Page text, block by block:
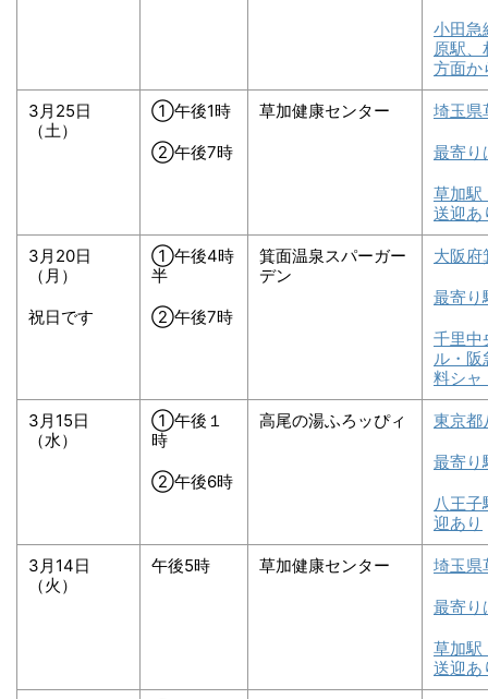
小田急
原駅、
方面か
3月25日
（土）
①午後1時
②午後7時
草加健康センター
埼玉県
最寄り
草加駅
送迎あ
3月20日
（月）
祝日です
①午後4時
半
②午後7時
箕面温泉スパーガー
デン
大阪府
最寄り
千里中
ル・阪
料シャ
3月15日
（水）
①午後１
時
②午後6時
高尾の湯ふろッぴィ
東京都
最寄り
八王
迎あり
3月14日
（火）
午後5時 草加健康センター
埼玉県
最寄り
草加駅
送迎あ